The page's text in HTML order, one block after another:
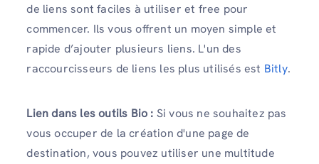
de liens sont faciles à utiliser et free pour
commencer. Ils vous offrent un moyen simple et
rapide d’ajouter plusieurs liens. L'un des
raccourcisseurs de liens les plus utilisés est Bitly.
Lien dans les outils Bio : Si vous ne souhaitez pas
vous occuper de la création d'une page de
destination, vous pouvez utiliser une multitude